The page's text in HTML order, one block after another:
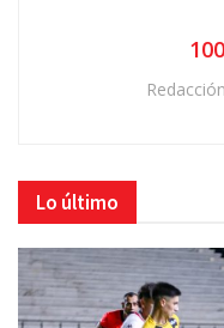
Lo último